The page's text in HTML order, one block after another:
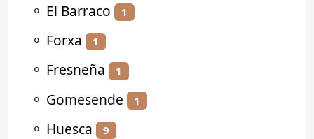
⚬ El Barraco 1
⚬ Forxa 1
⚬ Fresneña 1
⚬ Gomesende 1
⚬ Huesca 9